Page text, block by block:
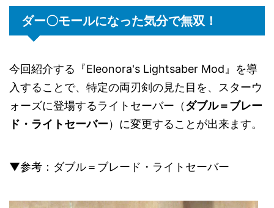
ダー〇モールになった気分で無双！
今回紹介する『Eleonora's Lightsaber Mod』を導
入することで、特定の両刃剣の見た目を、スターウ
ォーズに登場するライトセーバー（ダブル＝ブレー
ド・ライトセーバー）に変更することが出来ます。
▼参考：ダブル＝ブレード・ライトセーバー